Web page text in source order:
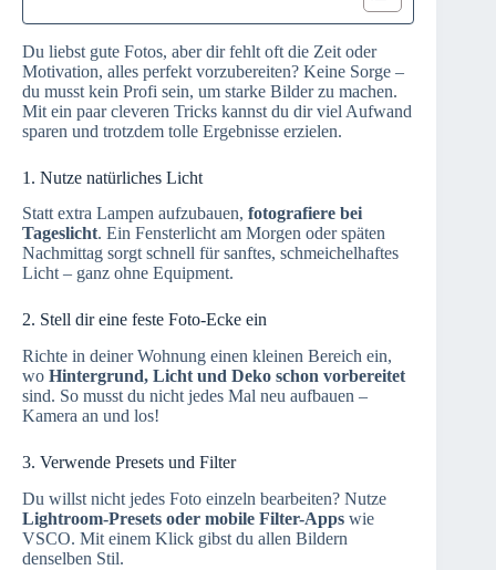
Du liebst gute Fotos, aber dir fehlt oft die Zeit oder
Motivation, alles perfekt vorzubereiten? Keine Sorge –
du musst kein Profi sein, um starke Bilder zu machen.
Mit ein paar cleveren Tricks kannst du dir viel Aufwand
sparen und trotzdem tolle Ergebnisse erzielen.
1. Nutze natürliches Licht
Statt extra Lampen aufzubauen, fotografiere bei
Tageslicht. Ein Fensterlicht am Morgen oder späten
Nachmittag sorgt schnell für sanftes, schmeichelhaftes
Licht – ganz ohne Equipment.
2. Stell dir eine feste Foto-Ecke ein
Richte in deiner Wohnung einen kleinen Bereich ein,
wo Hintergrund, Licht und Deko schon vorbereitet
sind. So musst du nicht jedes Mal neu aufbauen –
Kamera an und los!
3. Verwende Presets und Filter
Du willst nicht jedes Foto einzeln bearbeiten? Nutze
Lightroom-Presets oder mobile Filter-Apps wie
VSCO. Mit einem Klick gibst du allen Bildern
denselben Stil.